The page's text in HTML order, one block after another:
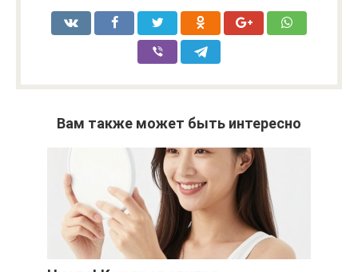
Вам также может быть интересно